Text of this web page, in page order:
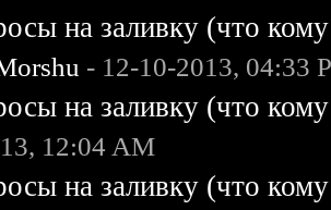
на заливку (что
- 12-10-2013, 04:33
на заливку (что
12:04 AM
на заливку (что